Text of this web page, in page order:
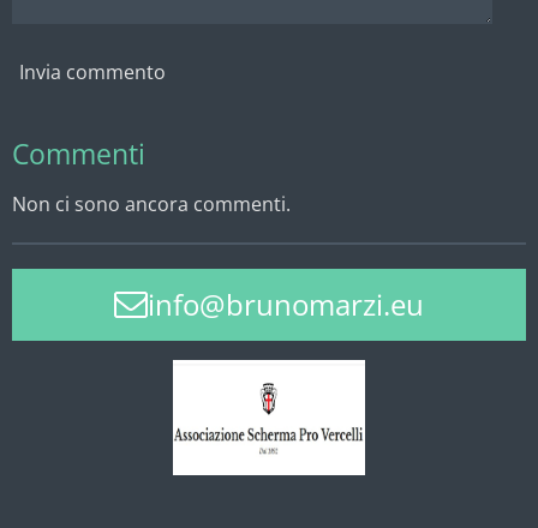
Invia commento
Commenti
Non ci sono ancora commenti.
info@brunomarzi.eu